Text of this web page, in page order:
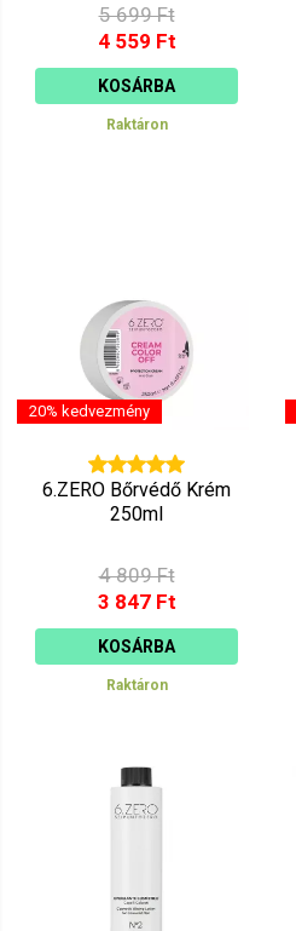
5 699 Ft
4 559 Ft
KOSÁRBA
Raktáron
20% kedvezmény
6.ZERO Bőrvédő Krém
250ml
4 809 Ft
3 847 Ft
KOSÁRBA
Raktáron